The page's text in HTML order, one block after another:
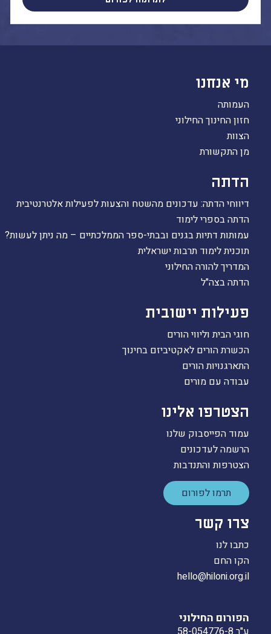
מי אנחנו
העמותה
חזון החינוך החילוני
הצוות
מן התקשורת
הדתה
דיווחי הדתה: עדכונים מהשטח והצעות לפעילות אלטרנטיבית
הדתה בספרי לימוד
עמותות דתיות בגנים ובבתי-ספר הממלכתיים – מה ניתן לעשות?
תוכנית לימוד תרבות ישראלית
המדריך להורה החילוני
הדתה בצה"ל
פעילות יישובית
חוגי הבית וליווי הורים
הכשרת הורים לאקטיביזם בחינוך
התארגנויות הורים
עבודה עם מורים
הצטרפו אלינו
עמוד הפייסבוק שלנו
הרשמה לעדכונים
הצטרפות והתנדבות
תרמו לפורום
צרו קשר
כתבו לנו
הקו החם
hello@hiloni.org.il
הפורום החילוני